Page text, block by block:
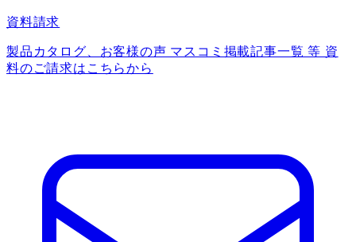
資料請求
製品カタログ、お客様の声 マスコミ掲載記事一覧 等 資
料のご請求はこちらから